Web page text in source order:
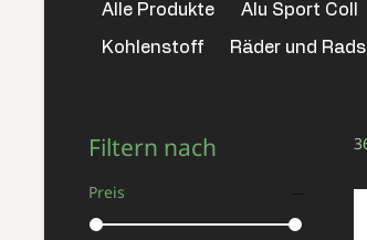
Alle Produkte Alu Sport Coll
Kohlenstoff Räder und
Filtern nach
Preis